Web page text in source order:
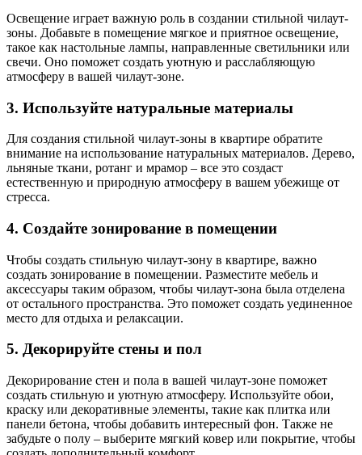
Освещение играет важную роль в создании стильной чилаут-
зоны. Добавьте в помещение мягкое и приятное освещение,
такое как настольные лампы, направленные светильники или
свечи. Оно поможет создать уютную и расслабляющую
атмосферу в вашей чилаут-зоне.
3. Используйте натуральные материалы
Для создания стильной чилаут-зоны в квартире обратите
внимание на использование натуральных материалов. Дерево,
льняные ткани, ротанг и мрамор – все это создаст
естественную и природную атмосферу в вашем убежище от
стресса.
4. Создайте зонирование в помещении
Чтобы создать стильную чилаут-зону в квартире, важно
создать зонирование в помещении. Разместите мебель и
аксессуары таким образом, чтобы чилаут-зона была отделена
от остального пространства. Это поможет создать уединенное
место для отдыха и релаксации.
5. Декорируйте стены и пол
Декорирование стен и пола в вашей чилаут-зоне поможет
создать стильную и уютную атмосферу. Используйте обои,
краску или декоративные элементы, такие как плитка или
панели бетона, чтобы добавить интересный фон. Также не
забудьте о полу – выберите мягкий ковер или покрытие, чтобы